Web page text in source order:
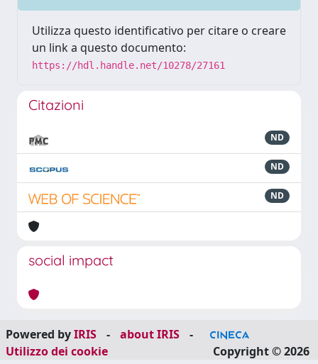
Utilizza questo identificativo per citare o creare
un link a questo documento:
https://hdl.handle.net/10278/27161
Citazioni
ND
ND
ND
social impact
Powered byIRIS - about IRIS
-
Utilizzo dei cookie
Copyright © 2026